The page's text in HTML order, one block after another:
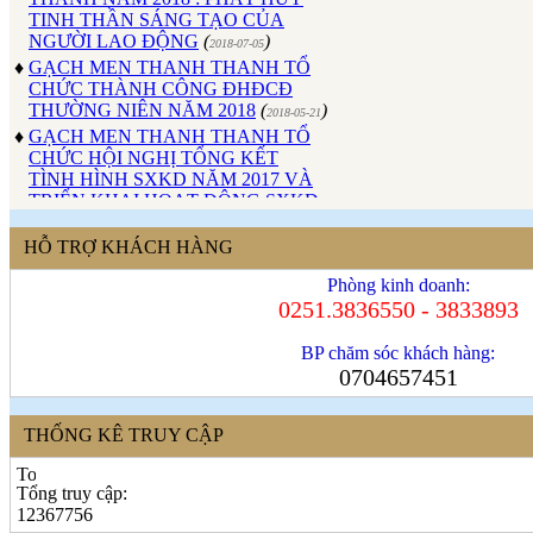
NGƯỜI LAO ĐỘNG (2018-07-05)
GẠCH MEN THANH THANH TỔ
CHỨC THÀNH CÔNG ĐHĐCĐ
THƯỜNG NIÊN NĂM 2018 (2018-05-21
GẠCH MEN THANH THANH TỔ
CHỨC HỘI NGHỊ TỔNG KẾT
TÌNH HÌNH SXKD NĂM 2017 VÀ
TRIỂN KHAI HOẠT ĐỘNG SXKD
NĂM 2018 (
)
♦ CÔNG ĐOÀN CÔNG TY GẠCH
MEN THANH THANH TỔ CHỨC
THÀNH CÔNG ĐẠI HỘI NHIỆM
GẠCH MEN THANH THANH TỔ
CHỨC THÀNH CÔNG HỘI NGHỊ
ĐẠI BIỂU NGƯỜI LAO ĐỘNG
NĂM 2017
♦ Sử dụng vật liệu thân thiện với môi
trường và an toàn cho người sử
HỖ TRỢ KHÁCH HÀNG
Phòng kinh doanh:
0251.3836550 - 3833893
BP chăm sóc khách hàng:
0704657451
THỐNG KÊ TRUY CẬP
Tổng truy cập:
12367756